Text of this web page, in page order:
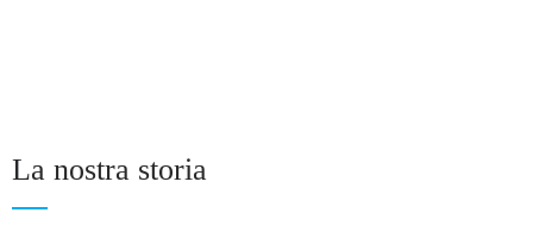
La nostra storia